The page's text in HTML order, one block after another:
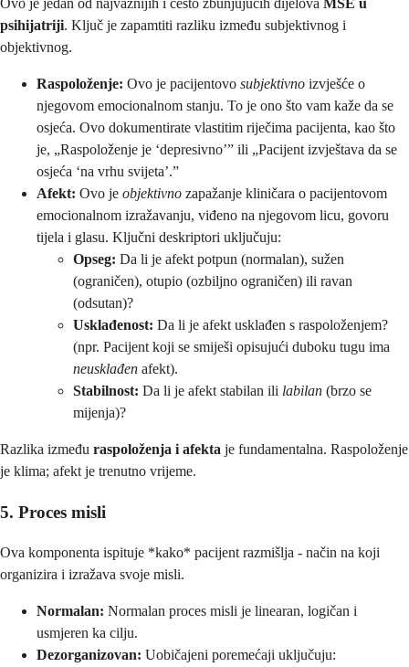
Ovo je jedan od najvažnijih i često zbunjujućih dijelova MSE u
psihijatriji. Ključ je zapamtiti razliku između subjektivnog i
objektivnog.
Raspoloženje: Ovo je pacijentovo subjektivno izvješće o
njegovom emocionalnom stanju. To je ono što vam kaže da se
osjeća. Ovo dokumentirate vlastitim riječima pacijenta, kao što
je, „Raspoloženje je ‘depresivno’” ili „Pacijent izvještava da se
osjeća ‘na vrhu svijeta’.”
Afekt: Ovo je objektivno zapažanje kliničara o pacijentovom
emocionalnom izražavanju, viđeno na njegovom licu, govoru
tijela i glasu. Ključni deskriptori uključuju:
Opseg: Da li je afekt potpun (normalan), sužen
(ograničen), otupio (ozbiljno ograničen) ili ravan
(odsutan)?
Usklađenost: Da li je afekt usklađen s raspoloženjem?
(npr. Pacijent koji se smiješi opisujući duboku tugu ima
neusklađen afekt).
Stabilnost: Da li je afekt stabilan ili labilan (brzo se
mijenja)?
Razlika između raspoloženja i afekta je fundamentalna. Raspoloženje
je klima; afekt je trenutno vrijeme.
5. Proces misli
Ova komponenta ispituje *kako* pacijent razmišlja - način na koji
organizira i izražava svoje misli.
Normalan: Normalan proces misli je linearan, logičan i
usmjeren ka cilju.
Dezorganizovan: Uobičajeni poremećaji uključuju: